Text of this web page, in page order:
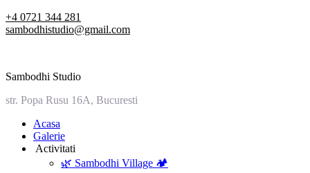
Skip
to
+4 0721 344 281
sambodhistudio@gmail.com
Sambodhi Studio
str. Popa Rusu 16A, Bucuresti
‎Acasa
Galerie
‎ ‎Activitati‎
🌿 Sambodhi Village 🏕️